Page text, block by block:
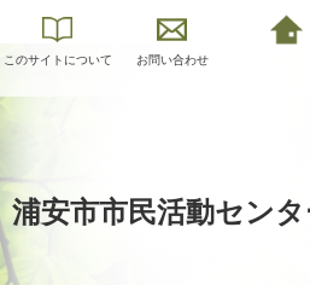
このサイトについて お問い合わせ
浦安市市民活動センタ